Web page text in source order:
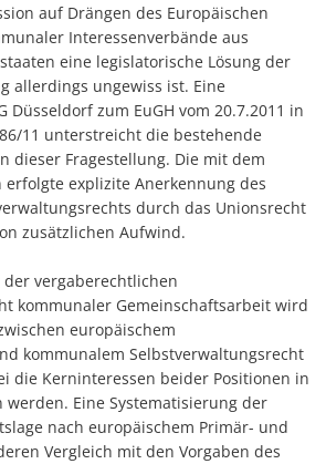
auf Drängen des Europäischen
Interessenverbände aus
eine legislatorische Lösung der
allerdings ungewiss ist. Eine
Düsseldorf zum EuGH vom 20.7.2011 in
11 unterstreicht die bestehende
dieser Fragestellung. Die mit dem
erfolgte explizite Anerkennung des
durch das Unionsrecht
zusätzlichen Aufwind.
der vergaberechtlichen
kommunaler Gemeinschaftsarbeit wird
europäischem
kommunalem Selbstverwaltungsrecht
die Kerninteressen beider Positionen in
werden. Eine Systematisierung der
nach europäischem Primär- und
Vergleich mit den Vorgaben des